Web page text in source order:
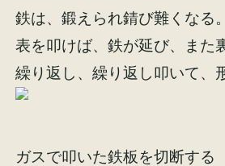
鉄は、鍛えられ錆び難くなる。
表を叩けば、鉄が延び、また
繰り返し、繰り返し叩いて、
ガスで叩いた鉄板を切断する